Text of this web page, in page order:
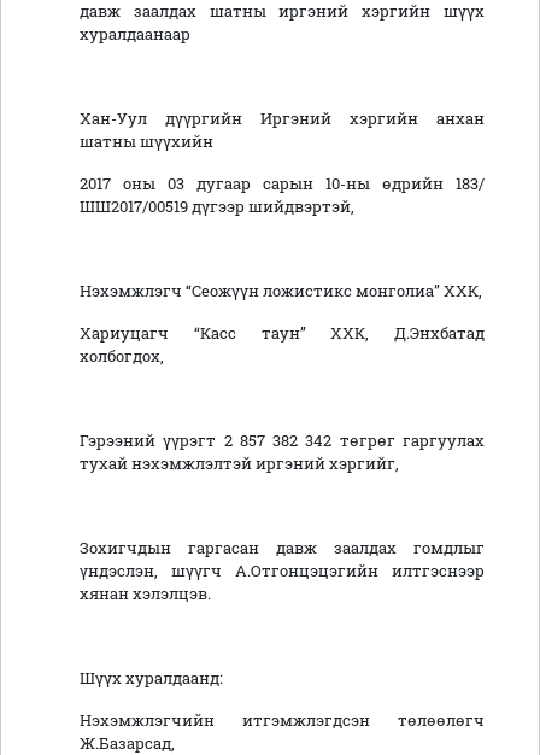
давж заалдах шатны иргэний хэргийн шүүх
хуралдаанаар
Хан-Уул дүүргийн Иргэний хэргийн анхан
шатны шүүхийн
2017 оны 03 дугаар сарын 10-ны өдрийн 183/
ШШ2017/00519 дүгээр шийдвэртэй,
Нэхэмжлэгч “Сеожүүн ложистикс монголиа” ХХК,
Хариуцагч “Касс таун” ХХК, Д.Энхбатад
холбогдох,
Гэрээний үүрэгт 2 857 382 342 төгрөг гаргуулах
тухай нэхэмжлэлтэй иргэний хэргийг,
Зохигчдын гаргасан давж заалдах гомдлыг
үндэслэн, шүүгч А.Отгонцэцэгийн илтгэснээр
хянан хэлэлцэв.
Шүүх хуралдаанд:
Нэхэмжлэгчийн итгэмжлэгдсэн төлөөлөгч
Ж.Базарсад,